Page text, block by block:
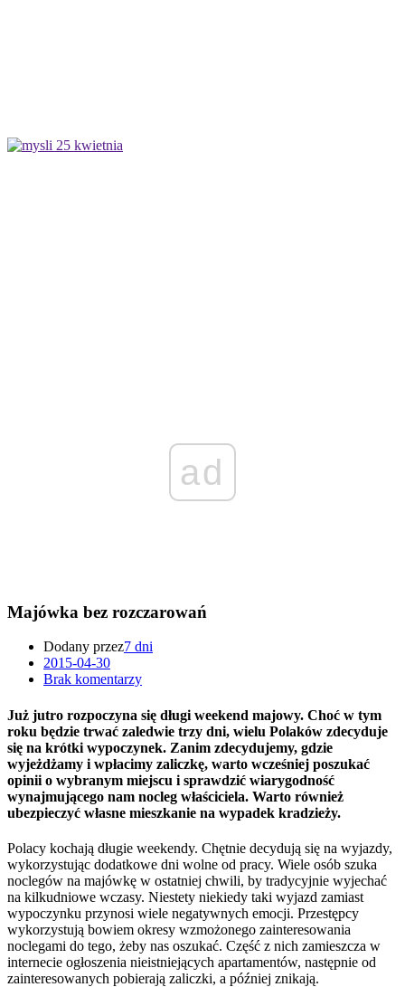
ad
Majówka bez rozczarowań
Dodany przez7 dni
2015-04-30
Brak komentarzy
Już jutro rozpoczyna się długi weekend majowy. Choć w tym
roku będzie trwać zaledwie trzy dni, wielu Polaków zdecyduje
się na krótki wypoczynek. Zanim zdecydujemy, gdzie
wyjeżdżamy i wpłacimy zaliczkę, warto wcześniej poszukać
opinii o wybranym miejscu i sprawdzić wiarygodność
wynajmującego nam nocleg właściciela. Warto również
ubezpieczyć własne mieszkanie na wypadek kradzieży.
Polacy kochają długie weekendy. Chętnie decydują się na wyjazdy,
wykorzystując dodatkowe dni wolne od pracy. Wiele osób szuka
noclegów na majówkę w ostatniej chwili, by tradycyjnie wyjechać
na kilkudniowe wczasy. Niestety niekiedy taki wyjazd zamiast
wypoczynku przynosi wiele negatywnych emocji. Przestępcy
wykorzystują bowiem okresy wzmożonego zainteresowania
noclegami do tego, żeby nas oszukać. Część z nich zamieszcza w
internecie ogłoszenia nieistniejących apartamentów, następnie od
zainteresowanych pobierają zaliczki, a później znikają.